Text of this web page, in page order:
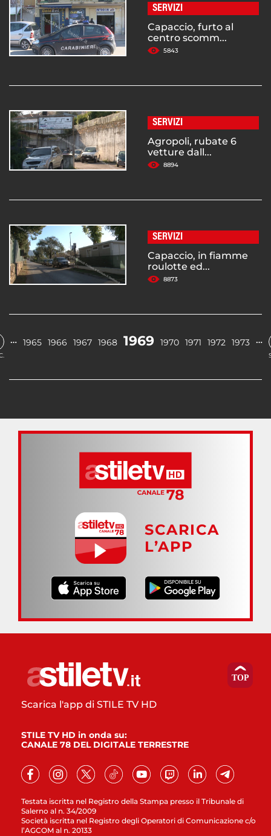
SERVIZI
Capaccio, furto al
centro scomm...
5843
SERVIZI
Agropoli, rubate 6
vetture dall...
8894
SERVIZI
Capaccio, in fiamme
roulotte ed...
8873
… 1965 1966 1967 1968 1969 1970 1971 1972 1973 …
SCARICA
L’APP
Testata iscritta nel Registro della Stampa presso il Tribunale di
Salerno al n. 34/2009
Società iscritta nel Registro degli Operatori di Comunicazione c/o
l’AGCOM al n. 20133
Scarica l'app di STILE TV HD
STILE TV HD in onda su:
CANALE 78 DEL DIGITALE TERRESTRE